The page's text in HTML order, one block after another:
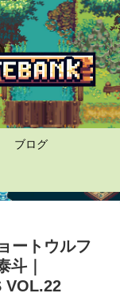
ブログ
ートウルフ
｜
VOL.22